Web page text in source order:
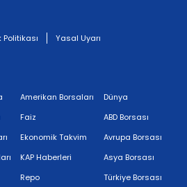
Politikası Yasal Uyarı
Amerikan Borsaları
Faiz
Ekonomik Takvim
KAP Haberleri
Repo
Dünya
ABD Borsası
Avrupa Borsası
Asya Borsası
Türkiye Borsası